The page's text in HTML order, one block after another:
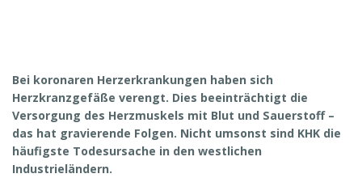
Bei koronaren Herzerkrankungen haben sich
Herzkranzgefäße verengt. Dies beeinträchtigt die
Versorgung des Herzmuskels mit Blut und Sauerstoff –
das hat gravierende Folgen. Nicht umsonst sind KHK die
häufigste Todesursache in den westlichen
Industrieländern.